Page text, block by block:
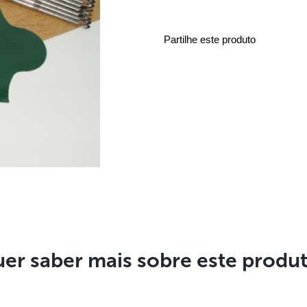
Partilhe este produto
saber mais sobre este